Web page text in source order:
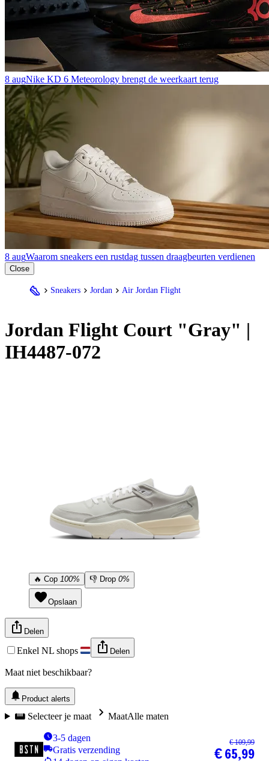
8 augNike KD 6 Meteorology brengt de weerkaart terug
8 augWaarom sneakers een rustdag tussen draagbeurten verdienen
Close
Sneakers Jordan Air Jordan Flight
Jordan Flight Court "Gray" |
IH4487-072
🔥 Cop 100% 👎 Drop 0%
Opslaan
Delen
Enkel NL shops Delen
Maat niet beschikbaar?
Product alerts
Selecteer je maat MaatAlle maten
3-5 dagen
Gratis verzending
€ 109,99
€ 65,99